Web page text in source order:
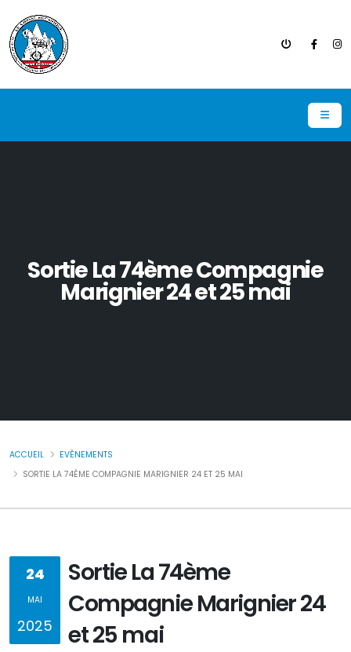
Sortie La 74ème Compagnie
Marignier 24 et 25 mai
ACCUEIL
EVÈNEMENTS
SORTIE LA 74ÈME COMPAGNIE MARIGNIER 24 ET 25 MAI
24
MAI
2025
Sortie La 74ème
Compagnie Marignier 24
et 25 mai